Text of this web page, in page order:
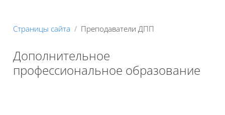
Страницы сайта Преподаватели ДПП
Дополнительное
профессиональное образование